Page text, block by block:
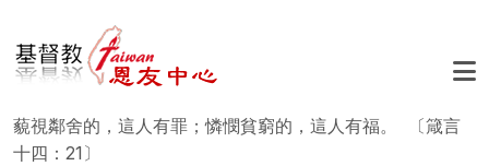
藐視鄰舍的，這人有罪；憐憫貧窮的，這人有福。 〔箴言
十四：21〕